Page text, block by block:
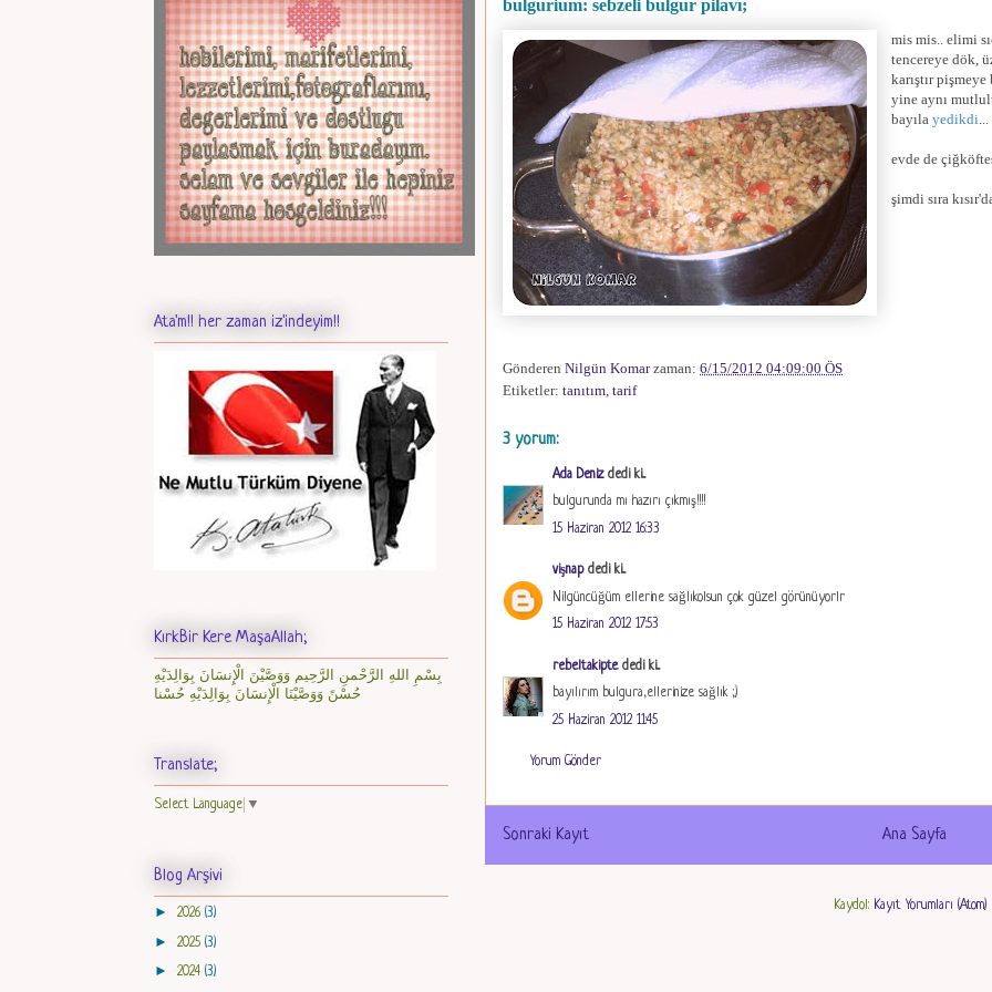
bulgurium: sebzeli bulgur pilavı;
mis mis.. elimi
tencereye dök,
karıştır
yine aynı
bayıla yedikdi...
evde de
şimdi sıra
Gönderen Nilgün Komar zaman: 6/15/2012 04:09:00 ÖS
Etiketler: tanıtım tarif
3 yorum:
Ada Denizdedi ki...
bulgurunda mı hazırı çıkmış!!!!
15 Haziran 2012 16:33
vişnapdedi ki...
Nilgüncüğüm ellerine sağlıkolsun çok güzel görünüyorlr
15 Haziran 2012 17:53
rebeltakiptededi ki...
bayılırım bulgura,ellerinize sağlık ;)
25 Haziran 2012 11:45
Yorum Gönder
Sonraki Kayıt Ana Sayfa
Kaydol: Kayıt Yorumları (Atom)
Ata'm!! her zaman iz'indeyim!!
KırkBir Kere MaşaAllah;
بِسْمِ اللهِ الرَّحْمنِ الرَّحِيم وَوَصَّيْنَ الْإِنسَانَ بِوَالِدَيْهِ
حُسْنً وَوَصَّيْنَا الْإِنسَانَ بِوَالِدَيْهِ حُسْنا
Translate;
Select Language ▼
Blog Arşivi
► 2026 (3)
► 2025 (3)
► 2024 (3)